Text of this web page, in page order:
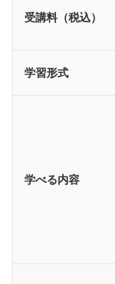
受講料（税込）
学習形式
学べる内容